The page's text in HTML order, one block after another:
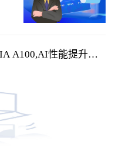
A100,AI性能提升巨